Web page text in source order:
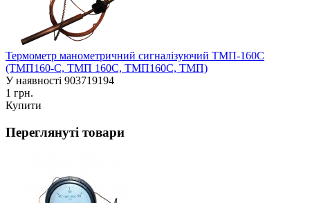
Термометр манометричний сигналізуючий ТМП-160С
(ТМП160-С, ТМП 160С, ТМП160С, ТМП)
У наявності 903719194
1 грн.
Купити
Переглянуті товари